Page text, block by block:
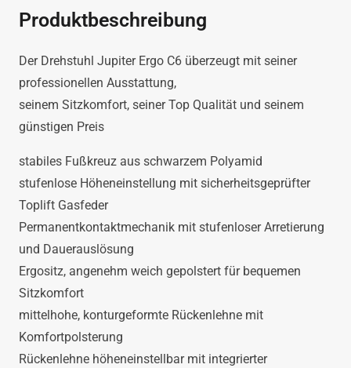
GT8CPT
C6
blau
Menge
Produktbeschreibung
Der Drehstuhl Jupiter Ergo C6 überzeugt mit seiner
professionellen Ausstattung,
seinem Sitzkomfort, seiner Top Qualität und seinem
günstigen Preis
stabiles Fußkreuz aus schwarzem Polyamid
stufenlose Höheneinstellung mit sicherheitsgeprüfter
Toplift Gasfeder
Permanentkontaktmechanik mit stufenloser Arretierung
und Dauerauslösung
Ergositz, angenehm weich gepolstert für bequemen
Sitzkomfort
mittelhohe, konturgeformte Rückenlehne mit
Komfortpolsterung
Rückenlehne höheneinstellbar mit integrierter